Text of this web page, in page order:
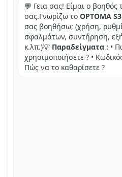
💬 Γεια σας! Είμαι ο βοηθός
σας.Γνωρίζω το OPTOMA
σας βοηθήσω; (χρήση,
σφαλμάτων, συντήρηση,
κ.λπ.)💡 Παραδείγματα : •
χρησιμοποιήσετε ? •
Πώς να το καθαρίσετε ?